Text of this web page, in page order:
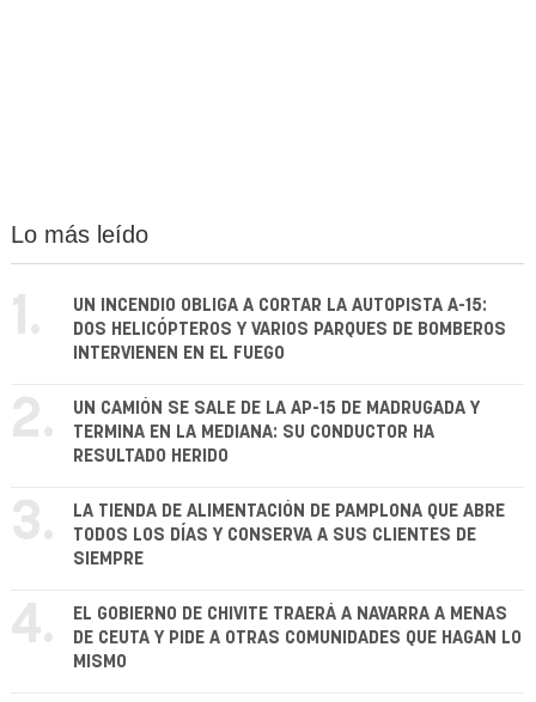
Lo más leído
1.
UN INCENDIO OBLIGA A CORTAR LA AUTOPISTA A-15:
DOS HELICÓPTEROS Y VARIOS PARQUES DE BOMBEROS
INTERVIENEN EN EL FUEGO
2.
UN CAMIÓN SE SALE DE LA AP-15 DE MADRUGADA Y
TERMINA EN LA MEDIANA: SU CONDUCTOR HA
RESULTADO HERIDO
3.
LA TIENDA DE ALIMENTACIÓN DE PAMPLONA QUE ABRE
TODOS LOS DÍAS Y CONSERVA A SUS CLIENTES DE
SIEMPRE
4.
EL GOBIERNO DE CHIVITE TRAERÁ A NAVARRA A MENAS
DE CEUTA Y PIDE A OTRAS COMUNIDADES QUE HAGAN LO
MISMO